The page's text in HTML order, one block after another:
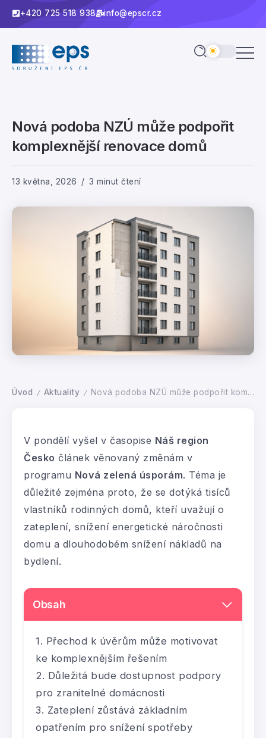
+420 725 518 938 info@epscr.cz
Nová podoba NZÚ může podpořit
komplexnější renovace domů
13 května, 2026 3 minut čtení
Úvod / Aktuality / Nová podoba NZÚ může podpořit komplexnější renovace domů
V pondělí vyšel v časopise Náš region
Česko článek věnovaný změnám v
programu Nová zelená úsporám. Téma je
důležité zejména proto, že se dotýká tisíců
vlastníků rodinných domů, kteří uvažují o
zateplení, snížení energetické náročnosti
domu a dlouhodobém snížení nákladů na
bydlení.
Obsah
Přechod k úvěrům může motivovat
ke komplexnějším řešením
Důležitá bude dostupnost podpory
pro zranitelné domácnosti
Zateplení zůstává základním
opatřením pro snížení spotřeby